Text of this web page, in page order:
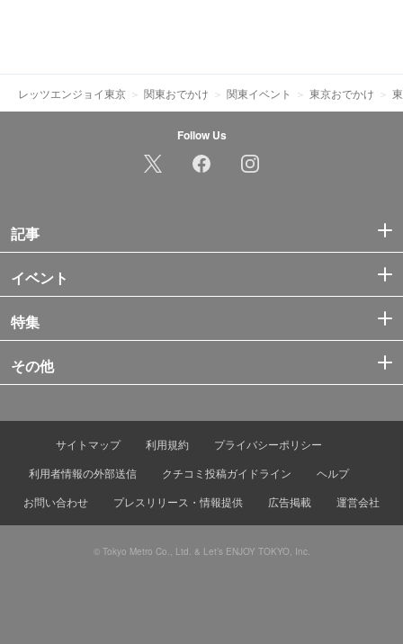
レッツエンジョイ東京 関東おでかけ 関東イベント 東京おでかけ
Follow Us
記事
イベント
特集
その他
サイトマップ 利用規約
プライバシーポリシー
利用者情報の外部送信
クチコミ投稿ガイドライン
ヘルプ
お問い合わせ
プレスリリース・情報提供 広告掲載 運営会社
© Tokyo Metro Co., Ltd. & Let’s ENJOY TOKYO, Inc.